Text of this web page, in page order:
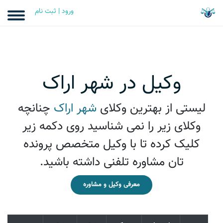
ورود | ثبت نام
وکیل در شهر اراک
لیستی از بهترین وکلایشهر اراک چنانچه
وکلای زیر را نمی شناسيد روی دکمه زیر
کلیک کرده تا با وکیل متخصص پرونده
تان مشاوره تلفنی داشته باشید.
معرفی وکیل و مشاوره